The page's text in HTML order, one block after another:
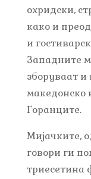
охридски,
како и
и
Западните
зборуваат и
македонско
Горанците.
Мијачките,
говори ги
триесетина